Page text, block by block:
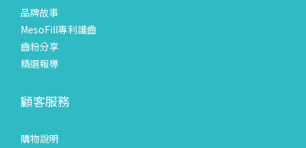
品牌故事
MesoFill專利護齒
齒粉分享
精選報導
顧客服務
購物說明